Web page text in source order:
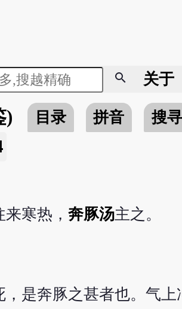
search 关于
) 目录 拼音 搜寻
寒热， 奔豚汤主之。
是奔豚之甚者也。气上